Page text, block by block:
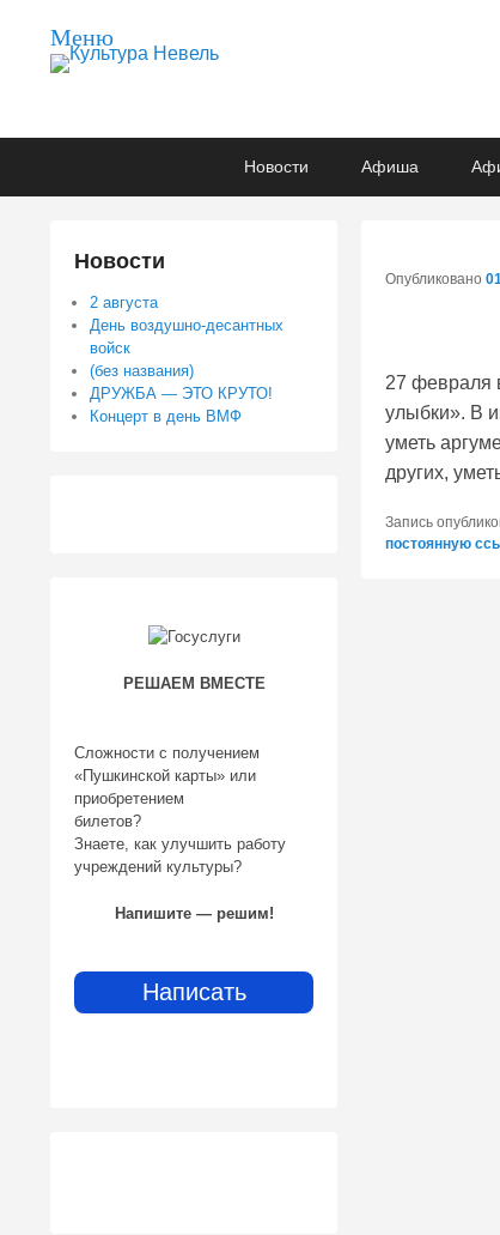
Меню
Культура Невель
Новости Афиша
Опубликовано
27 февраля
улыбки». В
уметь
других,
Запись
постоянную
Новости
2 августа
День воздушно-десантных
войск
(без названия)
ДРУЖБА — ЭТО КРУТО!
Концерт в день ВМФ
РЕШАЕМ ВМЕСТЕ
Сложности с получением
«Пушкинской карты» или
приобретением
билетов?
Знаете, как улучшить работу
учреждений культуры?
Напишите — решим!
Написать